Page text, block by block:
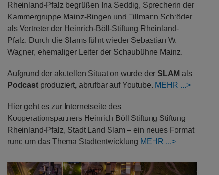
Rheinland-Pfalz begrüßen Ina Seddig, Sprecherin der
Kammergruppe Mainz-Bingen und Tillmann Schröder
als Vertreter der Heinrich-Böll-Stiftung Rheinland-
Pfalz. Durch die Slams führt wieder Sebastian W.
Wagner, ehemaliger Leiter der Schaubühne Mainz.
Aufgrund der akutellen Situation wurde der SLAM als
Podcast produziert, abrufbar auf Youtube. MEHR
Hier geht es zur Internetseite des
Kooperationspartners Heinrich Böll Stiftung Stiftung
Rheinland-Pfalz, Stadt Land Slam – ein neues Format
rund um das Thema Stadtentwicklung MEHR
Previous Next